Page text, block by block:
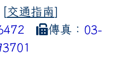
[交通指南]
傳真： 03-